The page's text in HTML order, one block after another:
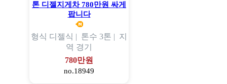
톤 디젤지게차 780만원 싸게
팝니다
형식 디젤식 | 톤수 3톤 | 지
역 경기
780만원
no.18949